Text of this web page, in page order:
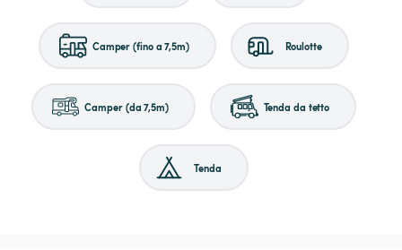
Camper (fino a 7,5m) Roulotte
Camper (da 7,5m) Tenda da tetto
Tenda